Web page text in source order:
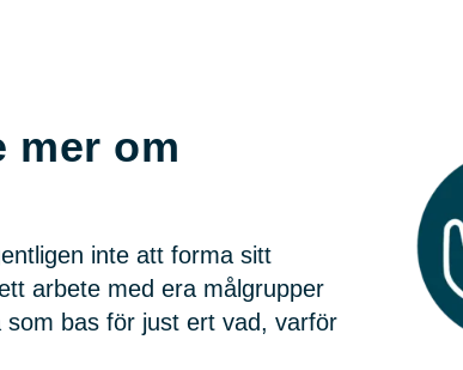
mer om
inte att forma sitt
arbete med era målgrupper
bas för just ert vad, varför